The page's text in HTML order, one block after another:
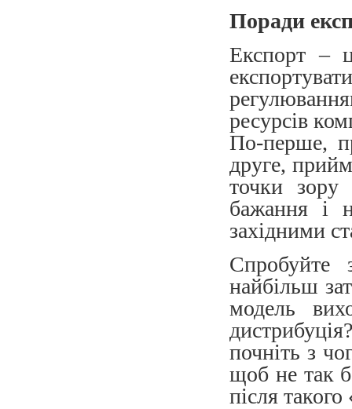
Поради
Експорт –
ресурсів
По-перше,
друге,
точки зору
бажання і
західними
Спробуйте
найбільш
модель
почніть з
щоб не так
після